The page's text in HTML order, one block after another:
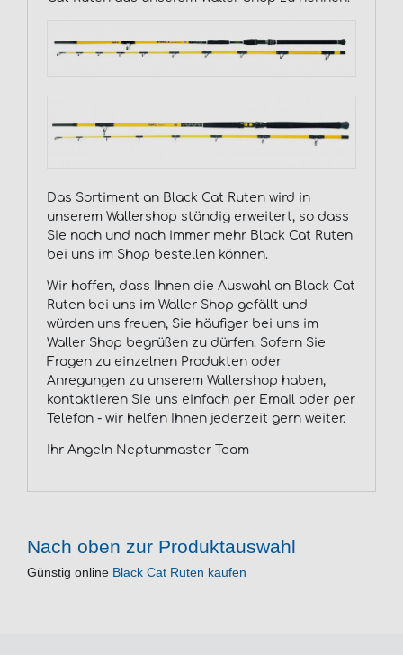
Das Sortiment an Black Cat Ruten wird in
unserem Wallershop ständig erweitert, so dass
Sie nach und nach immer mehr Black Cat Ruten
bei uns im Shop bestellen können.
Wir hoffen, dass Ihnen die Auswahl an Black Cat
Ruten bei uns im Waller Shop gefällt und
würden uns freuen, Sie häufiger bei uns im
Waller Shop begrüßen zu dürfen. Sofern Sie
Fragen zu einzelnen Produkten oder
Anregungen zu unserem Wallershop haben,
kontaktieren Sie uns einfach per Email oder per
Telefon - wir helfen Ihnen jederzeit gern weiter.
Ihr Angeln Neptunmaster Team
Nach oben zur Produktauswahl
Günstig online Black Cat Ruten kaufen